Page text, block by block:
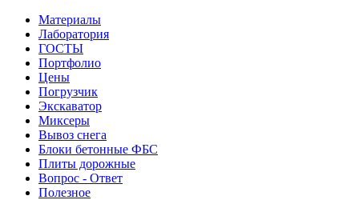
Материалы
Лаборатория
ГОСТЫ
Портфолио
Цены
Погрузчик
Экскаватор
Миксеры
Вывоз снега
Блоки бетонные ФБС
Плиты дорожные
Вопрос - Ответ
Полезное